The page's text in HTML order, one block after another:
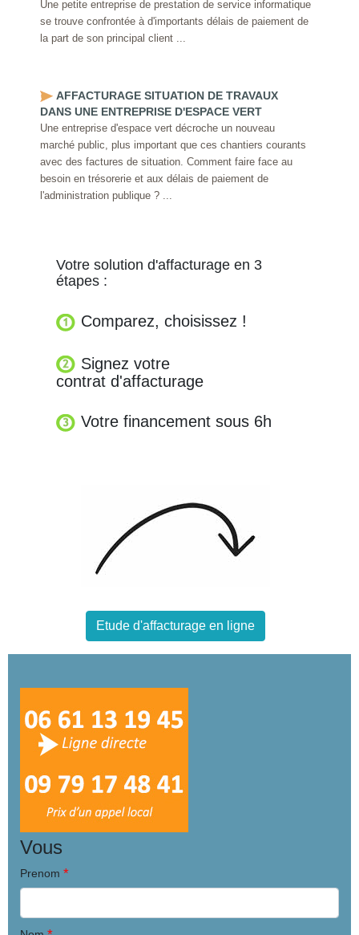
Une petite entreprise de prestation de service informatique
se trouve confrontée à d'importants délais de paiement de
la part de son principal client ...
AFFACTURAGE SITUATION DE TRAVAUX
DANS UNE ENTREPRISE D'ESPACE VERT
Une entreprise d'espace vert décroche un nouveau
marché public, plus important que ces chantiers courants
avec des factures de situation. Comment faire face au
besoin en trésorerie et aux délais de paiement de
l'administration publique ? ...
Votre solution d'affacturage en 3
étapes :
Comparez, choisissez !
Signez votre
contrat d'affacturage
Votre financement sous 6h
Etude d'affacturage en ligne
Vous
Prenom *